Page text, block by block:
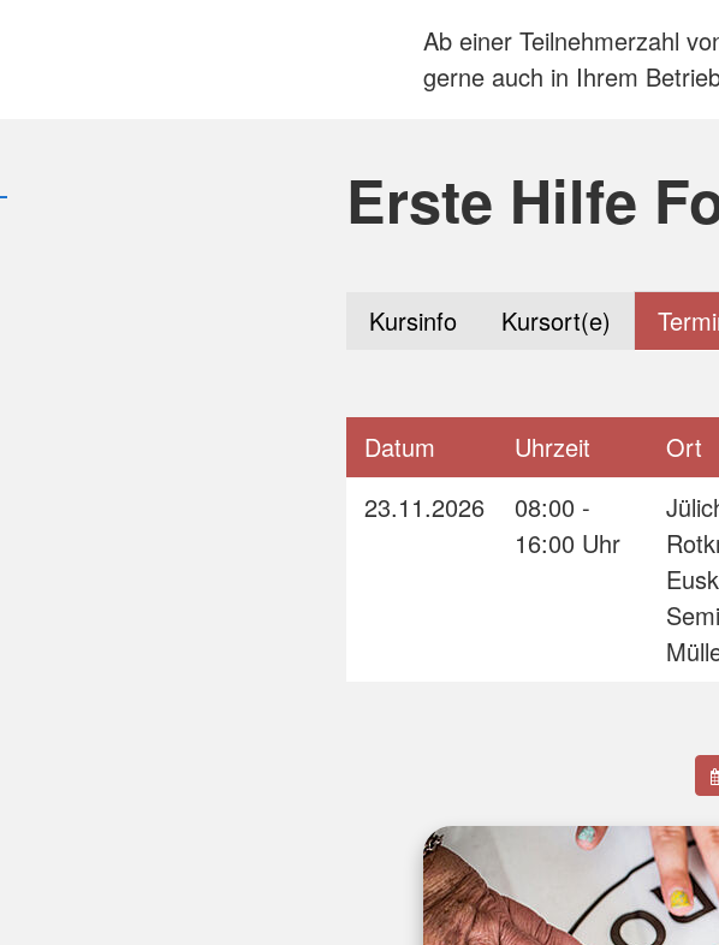
Ab einer Teilnehmerzahl
gerne auch in Ihrem
Erste Hilfe
Kursinfo Kursort(e)
Datum Uhrzeit
Ort
23.11.2026
08:00 -
16:00 Uhr